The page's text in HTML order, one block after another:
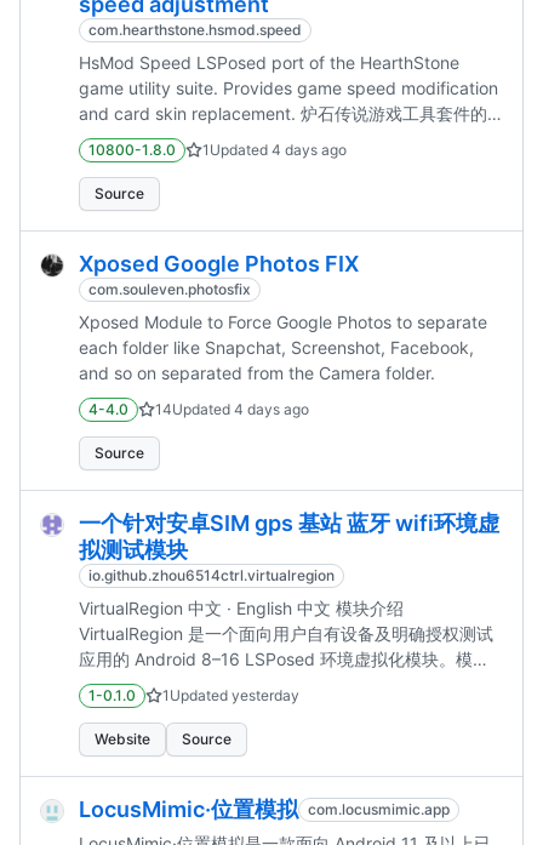
com.hearthstone.hsmod.speed
HsMod Speed LSPosed port of the HearthStone
game utility suite. Provides game speed modification
and card skin replacement. 炉石传说游戏工具套件的
LSPosed 移植版。提供游戏速度调整和卡牌皮肤替换功
能。 Current Version v1.8.0 (2026-08-06)
Compatibility Hearthstone: 36.2.248348 (latest...
10800-1.8.0 1 Updated 4 days ago
Source
Xposed Google Photos FIX
com.souleven.photosfix
Xposed Module to Force Google Photos to separate
each folder like Snapchat, Screenshot, Facebook,
and so on separated from the Camera folder.
4-4.0 14Updated 4 days ago
Source
一个针对安卓SIM gps 基站 蓝牙 wifi环境虚
拟测试模块
io.github.zhou6514ctrl.virtualregion
VirtualRegion 中文 · English 中文 模块介绍
VirtualRegion 是一个面向用户自有设备及明确授权测试
应用的 Android 8–16 LSPosed 环境虚拟化模块。模块
通过统一的环境配置和按应用隔离策略，为兼容性测试、
隐私测试、 自动化测试以及多地区业务验证提供可控、
可恢复的测试环境。 模块采用 Modern Xposed API
102，最低支持 Android 8（API 26），目标支持
1-0.1.0 1 Updated yesterday
Website Source
LocusMimic·位置模拟 com.locusmimic.app